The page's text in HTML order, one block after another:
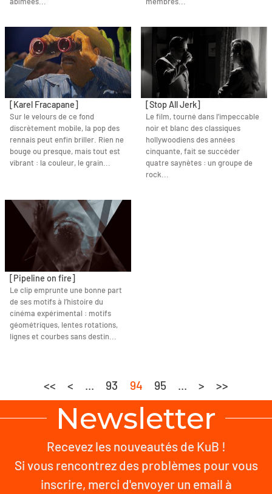
[Karel Fracapane]
Sur le velours de ce fond
discrètement mobile, la pop des
rennais peut enfin briller. Rien ne
bouge ou presque, mais tout est
vibrant : la couleur, le grain...
[Stop All Jerk]
Le film, tourné dans l’impeccable
noir et blanc des classiques
hollywoodiens des années
cinquante, fait se succéder
quatre saynètes : un groupe de
rock...
[Pipeline on fire]
Le clip emprunte une bonne part
de ses motifs à l’histoire du
cinéma expérimental : motifs
géométriques, lentes rotations,
lignes et courbes sans destin...
<< < ... 93 94 95 ... > >>
Newsletter
Recevez les nouveautés de KuB !
Si vous rencontrez des problèmes pour vous
inscrire, merci d'envoyer un email à